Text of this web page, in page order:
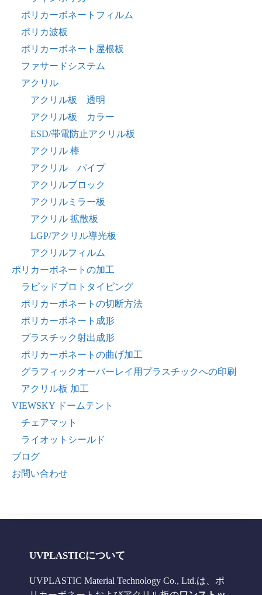
ポリカーボネートフィルム
ポリカ波板
ポリカーボネート屋根板
ファサードシステム
アクリル
アクリル板 透明
アクリル板 カラー
ESD/帯電防止アクリル板
アクリル 棒
アクリル パイプ
アクリルブロック
アクリルミラー板
アクリル 拡散板
LGP/アクリル導光板
アクリルフィルム
ポリカーボネートの加工
ラピッドプロトタイピング
ポリカーボネートの切断方法
ポリカーボネート成形
プラスチック射出成形
ポリカーボネートの曲げ加工
グラフィックオーバーレイ用プラスチックへの印刷
アクリル板 加工
VIEWSKY ドームテント
チェアマット
ライオットシールド
ブログ
お問い合わせ
UVPLASTICについて
UVPLASTIC Material Technology Co., Ltd.は、ポ